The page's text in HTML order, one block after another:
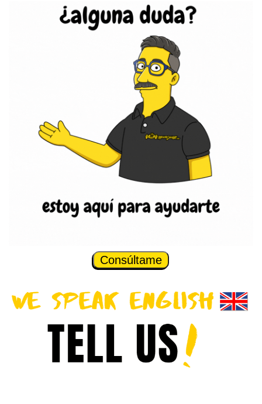
Consúltame